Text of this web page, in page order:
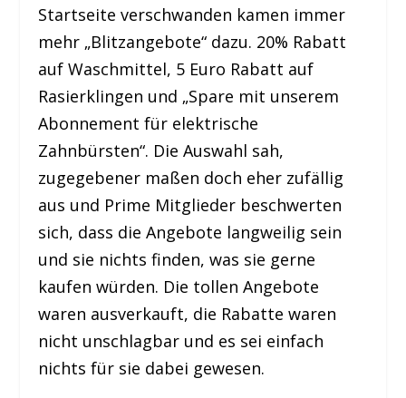
Startseite verschwanden kamen immer
mehr „Blitzangebote“ dazu. 20% Rabatt
auf Waschmittel, 5 Euro Rabatt auf
Rasierklingen und „Spare mit unserem
Abonnement für elektrische
Zahnbürsten“. Die Auswahl sah,
zugegebener maßen doch eher zufällig
aus und Prime Mitglieder beschwerten
sich, dass die Angebote langweilig sein
und sie nichts finden, was sie gerne
kaufen würden. Die tollen Angebote
waren ausverkauft, die Rabatte waren
nicht unschlagbar und es sei einfach
nichts für sie dabei gewesen.